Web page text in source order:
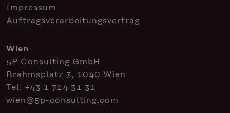
Impressum
Auftragsverarbeitungsvertrag
Wien
5P Consulting GmbH
Brahmsplatz 3, 1040 Wien
Tel: +43 1 714 31 31
wien@5p-consulting.com